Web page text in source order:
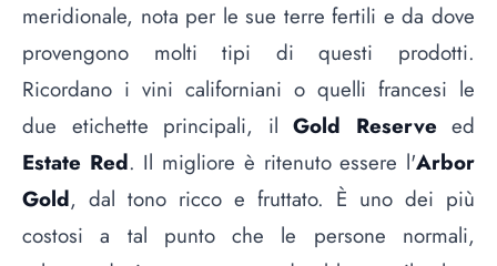
meridionale, nota per le sue terre fertili e da dove
provengono molti tipi di questi prodotti.
Ricordano i vini californiani o quelli francesi le
due etichette principali, il Gold Reserve ed
Estate Red. Il migliore è ritenuto essere l'Arbor
Gold, dal tono ricco e fruttato. È uno dei più
costosi a tal punto che le persone normali,